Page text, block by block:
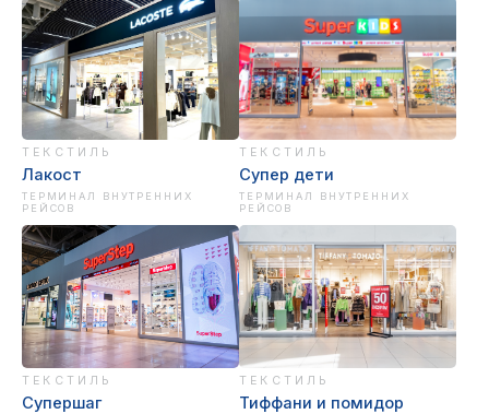
ТЕКСТИЛЬ
Лакост
ТЕРМИНАЛ ВНУТРЕННИХ
РЕЙСОВ
ТЕКСТИЛЬ
Супер дети
ТЕРМИНАЛ ВНУТРЕННИХ
РЕЙСОВ
ТЕКСТИЛЬ
Супершаг
ТЕКСТИЛЬ
Тиффани и помидор